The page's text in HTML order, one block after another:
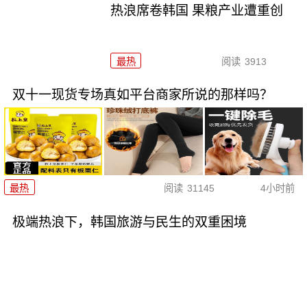
热浪席卷韩国 果粮产业遭重创
最热 阅读 3913
双十一现货专场真如平台商家所说的那样吗？
最热 阅读 31145 4小时前
极端热浪下，韩国旅游与民生的双重困境